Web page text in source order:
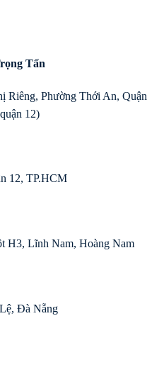
Tấn
Riêng, Phường Thới An, Quận
12)
12, TP.HCM
H3, Lĩnh Nam, Hoàng Nam
Đà Nẵng